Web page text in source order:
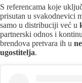
S referencama koje
prisutan u svakodnevici
samo u distribuciji već u
partnerski odnos i
brendova pretvara ih u
ugostitelja.